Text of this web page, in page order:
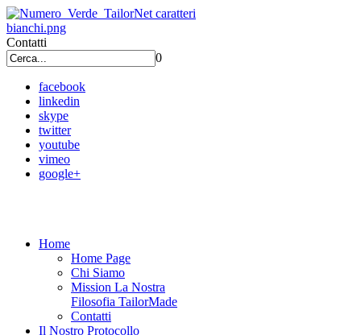
Contatti
0
facebook
linkedin
skype
twitter
youtube
vimeo
google+
Home
Home Page
Chi Siamo
Mission La Nostra
Filosofia TailorMade
Contatti
Il Nostro Protocollo